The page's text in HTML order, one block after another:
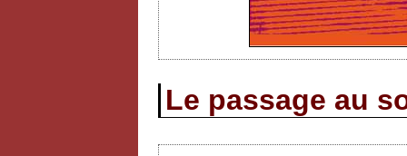
Le passage au